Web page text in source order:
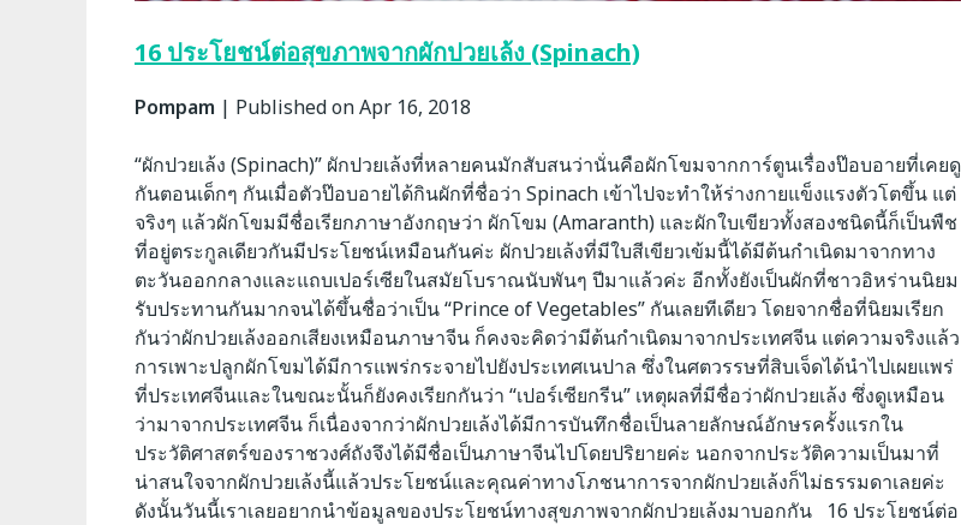
16 ประโยชน์ต่อสุขภาพจากผักปวยเล้ง (Spinach)
Pompam | Published on Apr 16, 2018
“ผักปวยเล้ง (Spinach)” ผักปวยเล้งที่หลายคนมักสับสนว่านั่นคือผักโขมจากการ์ตูนเรื่องป๊อบอายที่เคยดู
กันตอนเด็กๆ กันเมื่อตัวป๊อบอายได้กินผักที่ชื่อว่า Spinach เข้าไปจะทำให้ร่างกายแข็งแรงตัวโตขึ้น แต่
จริงๆ แล้วผักโขมมีชื่อเรียกภาษาอังกฤษว่า ผักโขม (Amaranth) และผักใบเขียวทั้งสองชนิดนี้ก็เป็นพืช
ที่อยู่ตระกูลเดียวกันมีประโยชน์เหมือนกันค่ะ ผักปวยเล้งที่มีใบสีเขียวเข้มนี้ได้มีต้นกำเนิดมาจากทาง
ตะวันออกกลางและแถบเปอร์เซียในสมัยโบราณนับพันๆ ปีมาแล้วค่ะ อีกทั้งยังเป็นผักที่ชาวอิหร่านนิยม
รับประทานกันมากจนได้ขึ้นชื่อว่าเป็น “Prince of Vegetables” กันเลยทีเดียว โดยจากชื่อที่นิยมเรียก
กันว่าผักปวยเล้งออกเสียงเหมือนภาษาจีน ก็คงจะคิดว่ามีต้นกำเนิดมาจากประเทศจีน แต่ความจริงแล้ว
การเพาะปลูกผักโขมได้มีการแพร่กระจายไปยังประเทศเนปาล ซึ่งในศตวรรษที่สิบเจ็ดได้นำไปเผยแพร่
ที่ประเทศจีนและในขณะนั้นก็ยังคงเรียกกันว่า “เปอร์เซียกรีน” เหตุผลที่มีชื่อว่าผักปวยเล้ง ซึ่งดูเหมือน
ว่ามาจากประเทศจีน ก็เนื่องจากว่าผักปวยเล้งได้มีการบันทึกชื่อเป็นลายลักษณ์อักษรครั้งแรกใน
ประวัติศาสตร์ของราชวงศ์ถังจึงได้มีชื่อเป็นภาษาจีนไปโดยปริยายค่ะ นอกจากประวัติความเป็นมาที่
น่าสนใจจากผักปวยเล้งนี้แล้วประโยชน์และคุณค่าทางโภชนาการจากผักปวยเล้งก็ไม่ธรรมดาเลยค่ะ
ดังนั้นวันนี้เราเลยอยากนำข้อมูลของประโยชน์ทางสุขภาพจากผักปวยเล้งมาบอกกัน 16 ประโยชน์ต่อ